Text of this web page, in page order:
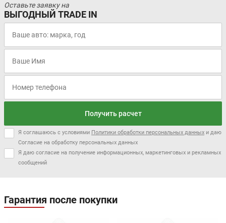
Оставьте заявку на
ВЫГОДНЫЙ TRADE IN
Получить расчет
Я соглашаюсь с условиями Политики обработки персональных данных и даю
Согласие на обработку персональных данных
Я даю согласие на получение информационных, маркетинговых и рекламных
сообщений
Гарантия после покупки